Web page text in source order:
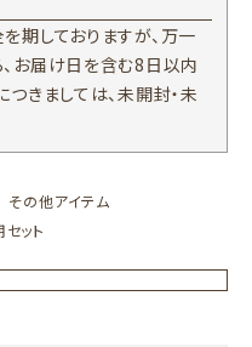
期しておりますが、万一
お届け日を含む8日以内
つきましては、未開封・未
その他アイテム
ット